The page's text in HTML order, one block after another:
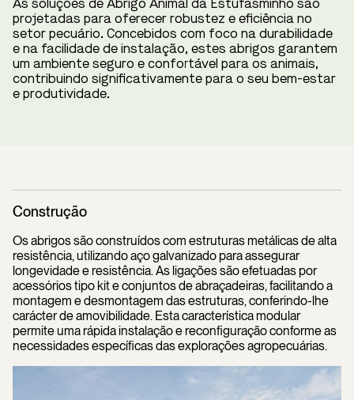
As soluções de Abrigo Animal da Estufasminho são
projetadas para oferecer robustez e eficiência no
setor pecuário. Concebidos com foco na durabilidade
e na facilidade de instalação, estes abrigos garantem
um ambiente seguro e confortável para os animais,
contribuindo significativamente para o seu bem-estar
e produtividade.
Construção
Os abrigos são construídos com estruturas metálicas de alta
resistência, utilizando aço galvanizado para assegurar
longevidade e resistência. As ligações são efetuadas por
acessórios tipo kit e conjuntos de abraçadeiras, facilitando a
montagem e desmontagem das estruturas, conferindo-lhe
carácter de amovibilidade. Esta característica modular
permite uma rápida instalação e reconfiguração conforme as
necessidades específicas das explorações agropecuárias.